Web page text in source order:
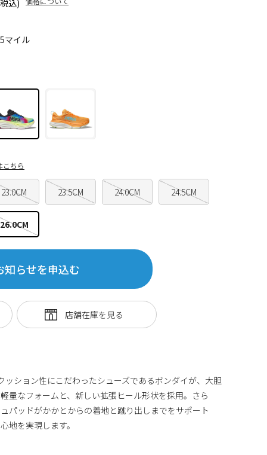
マイル
込)
23.0CM 23.5CM 24.0CM 24.5CM
26.0CM
こちら
知らせを申込む
ッション性にこだわったシューズであるボンダイが、大胆
量なフォームと、新しい拡張ヒール形状を採用。さら
パッドがかかとからの着地と蹴り出しまでをサポート
地を実現します。